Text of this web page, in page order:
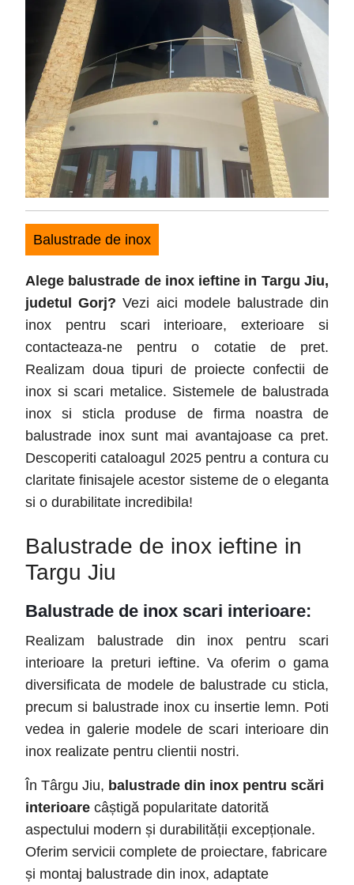
Balustrade de inox
Alege balustrade de inox ieftine in Targu Jiu,
judetulGorj? Vezi aici modele balustrade din
inox pentru scari interioare, exterioare si
contacteaza-ne pentru o cotatie de pret.
Realizam doua tipuri de proiecte confectii de
inox si scari metalice. Sistemele de balustrada
inox si sticla produse de firma noastra de
balustrade inox sunt mai avantajoase ca pret.
Descoperiti cataloagul 2025 pentru a contura cu
claritate finisajele acestor sisteme de o eleganta
si o durabilitate incredibila!
Balustrade de inox ieftine in
Targu Jiu
Balustrade de inox scari interioare:
Realizam balustrade din inox pentru scari
interioare la preturi ieftine. Va oferim o gama
diversificata de modele de balustrade cu sticla,
precum si balustrade inox cu insertie lemn. Poti
vedea in galerie modele de scari interioare din
inox realizate pentru clientii nostri.
În Târgu Jiu, balustrade din inox pentru scări
interioare câștigă popularitate datorită
aspectului modern și durabilității excepționale.
Oferim servicii complete de proiectare, fabricare
și montaj balustrade din inox, adaptate